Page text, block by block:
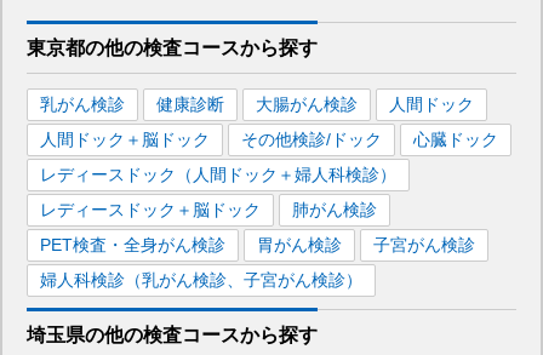
東京都の他の検査コースから探す
乳がん検診 健康診断 大腸がん検診
人間ドック
人間ドック＋脳ドック
その他検診/ドック
心臓ドック
レディースドック（人間ドック＋婦人科検診）
レディースドック＋脳ドック
肺がん検診
PET検査・全身がん検診
胃がん検診
子宮がん検診
婦人科検診（乳がん検診、子宮がん検診）
埼玉県の他の検査コースから探す